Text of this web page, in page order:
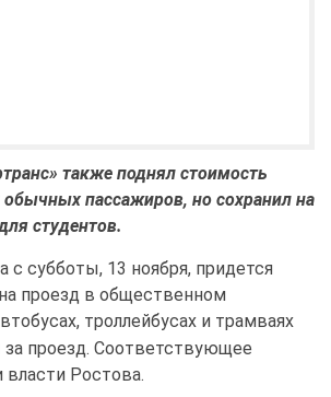
также поднял стоимость
пассажиров, но сохранил на
студентов.
субботы, 13 ноября, придется
проезд в общественном
троллейбусах и трамваях
проезд. Соответствующее
Ростова.